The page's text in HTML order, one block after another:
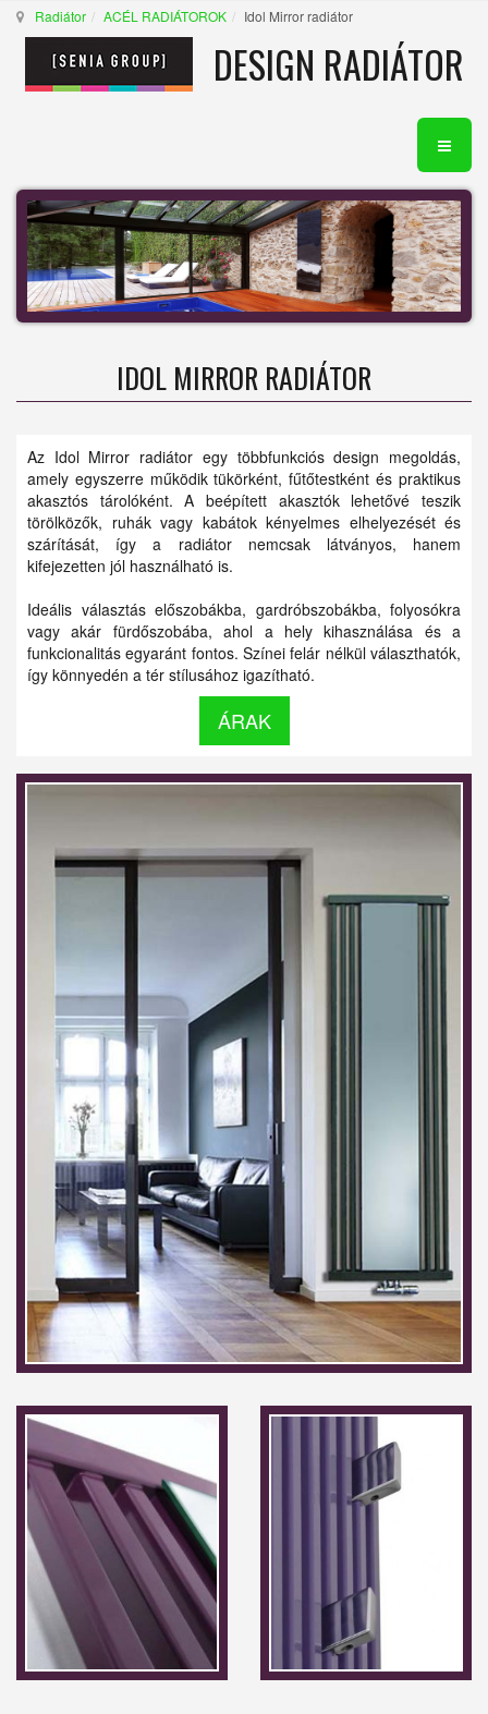
Radiátor ACÉL RADIÁTOROK Idol Mirror radiátor
DESIGN RADIÁTOR
IDOL MIRROR RADIÁTOR
Az Idol Mirror radiátor egy többfunkciós design megoldás,
amely egyszerre működik tükörként, fűtőtestként és praktikus
akasztós tárolóként. A beépített akasztók lehetővé teszik
törölközők, ruhák vagy kabátok kényelmes elhelyezését és
szárítását, így a radiátor nemcsak látványos, hanem
kifejezetten jól használható is.
Ideális választás előszobákba, gardróbszobákba, folyosókra
vagy akár fürdőszobába, ahol a hely kihasználása és a
funkcionalitás egyaránt fontos. Színei felár nélkül választhatók,
így könnyedén a tér stílusához igazítható.
ÁRAK